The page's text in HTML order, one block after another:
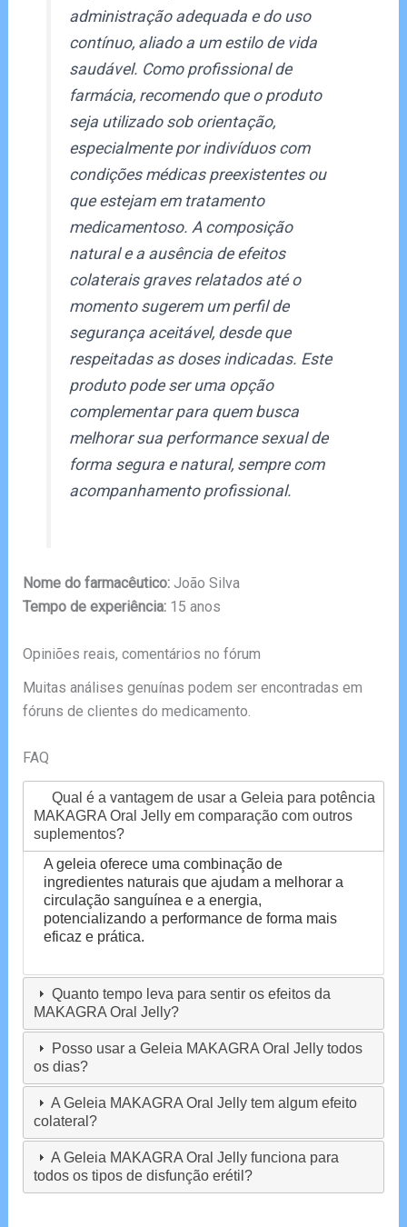
administração adequada e do uso
contínuo, aliado a um estilo de vida
saudável. Como profissional de
farmácia, recomendo que o produto
seja utilizado sob orientação,
especialmente por indivíduos com
condições médicas preexistentes ou
que estejam em tratamento
medicamentoso. A composição
natural e a ausência de efeitos
colaterais graves relatados até o
momento sugerem um perfil de
segurança aceitável, desde que
respeitadas as doses indicadas. Este
produto pode ser uma opção
complementar para quem busca
melhorar sua performance sexual de
forma segura e natural, sempre com
acompanhamento profissional.
Nome do farmacêutico:João Silva
Tempo de experiência:15 anos
Opiniões reais, comentários no fórum
Muitas análises genuínas podem ser encontradas em
fóruns de clientes do medicamento.
FAQ
Qual é a vantagem de usar a Geleia para potência
MAKAGRA Oral Jelly em comparação com outros
suplementos?
A geleia oferece uma combinação de
ingredientes naturais que ajudam a melhorar a
circulação sanguínea e a energia,
potencializando a performance de forma mais
eficaz e prática.
Quanto tempo leva para sentir os efeitos da
MAKAGRA Oral Jelly?
Posso usar a Geleia MAKAGRA Oral Jelly todos
os dias?
A Geleia MAKAGRA Oral Jelly tem algum efeito
colateral?
A Geleia MAKAGRA Oral Jelly funciona para
todos os tipos de disfunção erétil?